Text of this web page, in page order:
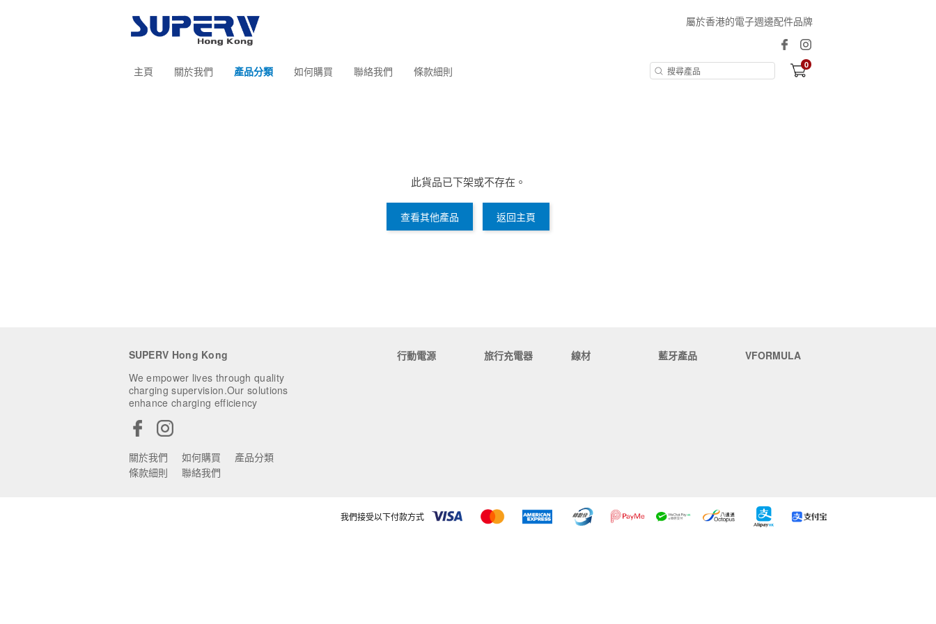
屬於香港的電子週邊配件品牌
主頁 關於我們 產品分類 如何購買 聯絡我們 條款細則 0
此貨品已下架或不存在。
查看其他產品 返回主頁
SUPERV Hong Kong
We empower lives through quality
charging supervision.Our solutions
enhance charging efficiency
關於我們 如何購買
產品分類
條款細則
聯絡我們
行動電源 旅行充電器 線材 藍牙產品 VFORMULA
我們接受以下付款方式